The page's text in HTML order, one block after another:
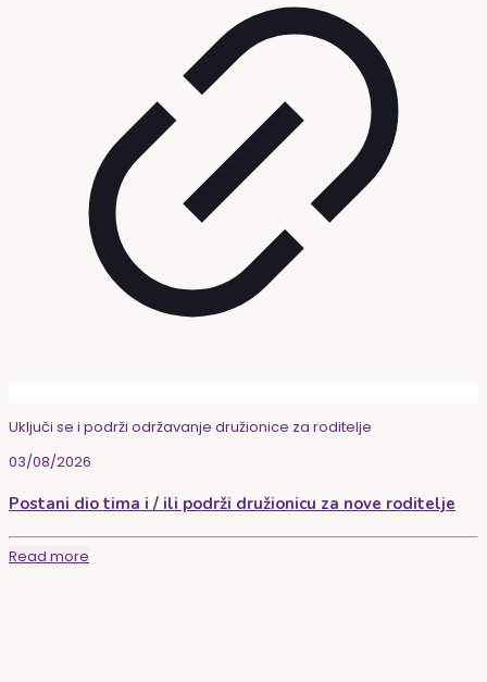
Uključi se i podrži održavanje družionice za roditelje
03/08/2026
Postani dio tima i / ili podrži družionicu za nove roditelje
Read more